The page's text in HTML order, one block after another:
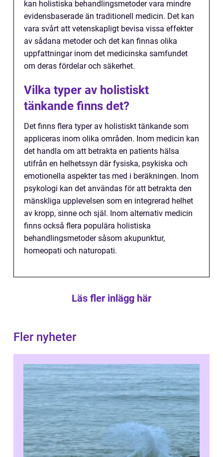
kan holistiska behandlingsmetoder vara mindre
evidensbaserade än traditionell medicin. Det kan
vara svårt att vetenskapligt bevisa vissa effekter
av sådana metoder och det kan finnas olika
uppfattningar inom det medicinska samfundet
om deras fördelar och säkerhet.
Vilka typer av holistiskt
tänkande finns det?
Det finns flera typer av holistiskt tänkande som
appliceras inom olika områden. Inom medicin kan
det handla om att betrakta en patients hälsa
utifrån en helhetssyn där fysiska, psykiska och
emotionella aspekter tas med i beräkningen. Inom
psykologi kan det användas för att betrakta den
mänskliga upplevelsen som en integrerad helhet
av kropp, sinne och själ. Inom alternativ medicin
finns också flera populära holistiska
behandlingsmetoder såsom akupunktur,
homeopati och naturopati.
Läs fler inlägg här
Fler nyheter